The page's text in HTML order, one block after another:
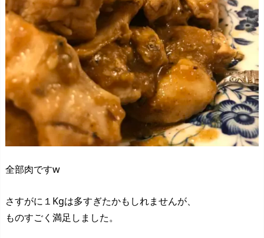
全部肉ですw
さすがに１Kgは多すぎたかもしれませんが、
ものすごく満足しました。